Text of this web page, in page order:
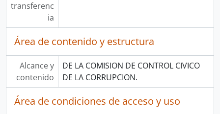
transferenc
ia
Área de contenido y estructura
Alcance y
contenido
DE LA COMISION DE CONTROL CIVICO
DE LA CORRUPCION.
Área de condiciones de acceso y uso